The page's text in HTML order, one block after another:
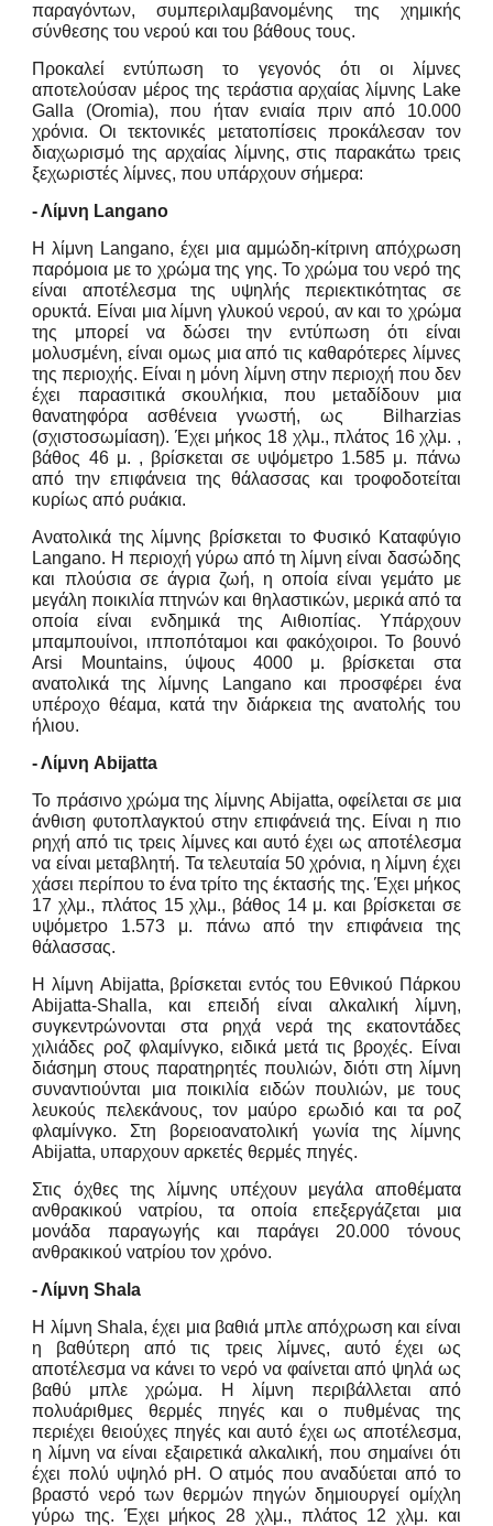
παραγόντων, συμπεριλαμβανομένης της χημικής
σύνθεσης του νερού και του βάθους τους.
Προκαλεί εντύπωση το γεγονός ότι οι λίμνες
αποτελούσαν μέρος της τεράστια αρχαίας λίμνης Lake
Galla (Oromia), που ήταν ενιαία πριν από 10.000
χρόνια. Οι τεκτονικές μετατοπίσεις προκάλεσαν τον
διαχωρισμό της αρχαίας λίμνης, στις παρακάτω τρεις
ξεχωριστές λίμνες, που υπάρχουν σήμερα:
- Λίμνη Langano
Η λίμνη Langano, έχει μια αμμώδη-κίτρινη απόχρωση
παρόμοια με το χρώμα της γης. Το χρώμα του νερό της
είναι αποτέλεσμα της υψηλής περιεκτικότητας σε
ορυκτά. Είναι μια λίμνη γλυκού νερού, αν και το χρώμα
της μπορεί να δώσει την εντύπωση ότι είναι
μολυσμένη, είναι ομως μια από τις καθαρότερες λίμνες
της περιοχής. Είναι η μόνη λίμνη στην περιοχή που δεν
έχει παρασιτικά σκουλήκια, που μεταδίδουν μια
θανατηφόρα ασθένεια γνωστή, ως Bilharzias
(σχιστοσωμίαση). Έχει μήκος 18 χλμ., πλάτος 16 χλμ. ,
βάθος 46 μ. , βρίσκεται σε υψόμετρο 1.585 μ. πάνω
από την επιφάνεια της θάλασσας και τροφοδοτείται
κυρίως από ρυάκια.
Ανατολικά της λίμνης βρίσκεται το Φυσικό Καταφύγιο
Langano. Η περιοχή γύρω από τη λίμνη είναι δασώδης
και πλούσια σε άγρια ​​ζωή, η οποία είναι γεμάτο με
μεγάλη ποικιλία πτηνών και θηλαστικών, μερικά από τα
οποία είναι ενδημικά της Αιθιοπίας. Υπάρχουν
μπαμπουίνοι, ιπποπόταμοι και φακόχοιροι. Το βουνό
Arsi Mountains, ύψους 4000 μ. βρίσκεται στα
ανατολικά της λίμνης Langano και προσφέρει ένα
υπέροχο θέαμα, κατά την διάρκεια της ανατολής του
ήλιου.
- Λίμνη Abijatta
Το πράσινο χρώμα της λίμνης Abijatta, οφείλεται σε μια
άνθιση φυτοπλαγκτού στην επιφάνειά της. Είναι η πιο
ρηχή από τις τρεις λίμνες και αυτό έχει ως αποτέλεσμα
να είναι μεταβλητή. Τα τελευταία 50 χρόνια, η λίμνη έχει
χάσει περίπου το ένα τρίτο της έκτασής της. Έχει μήκος
17 χλμ., πλάτος 15 χλμ., βάθος 14 μ. και βρίσκεται σε
υψόμετρο 1.573 μ. πάνω από την επιφάνεια της
θάλασσας.
Η λίμνη Abijatta, βρίσκεται εντός του Εθνικού Πάρκου
Abijatta-Shalla, και επειδή είναι αλκαλική λίμνη,
συγκεντρώνονται στα ρηχά νερά της εκατοντάδες
χιλιάδες ροζ φλαμίνγκο, ειδικά μετά τις βροχές. Είναι
διάσημη στους παρατηρητές πουλιών, διότι στη λίμνη
συναντιούνται μια ποικιλία ειδών πουλιών, με τους
λευκούς πελεκάνους, τον μαύρο ερωδιό και τα ροζ
φλαμίνγκο. Στη βορειοανατολική γωνία της λίμνης
Abijatta, υπαρχουν αρκετές θερμές πηγές.
Στις όχθες της λίμνης υπέχουν μεγάλα αποθέματα
ανθρακικού νατρίου, τα οποία επεξεργάζεται μια
μονάδα παραγωγής και παράγει 20.000 τόνους
ανθρακικού νατρίου τον χρόνο.
- Λίμνη Shala
Η λίμνη Shala, έχει μια βαθιά μπλε απόχρωση και είναι
η βαθύτερη από τις τρεις λίμνες, αυτό έχει ως
αποτέλεσμα να κάνει το νερό να φαίνεται από ψηλά ως
βαθύ μπλε χρώμα. Η λίμνη περιβάλλεται από
πολυάριθμες θερμές πηγές και ο πυθμένας της
περιέχει θειούχες πηγές και αυτό έχει ως αποτέλεσμα,
η λίμνη να είναι εξαιρετικά αλκαλική, που σημαίνει ότι
έχει πολύ υψηλό pH. Ο ατμός που αναδύεται από το
βραστό νερό των θερμών πηγών δημιουργεί ομίχλη
γύρω της. Έχει μήκος 28 χλμ., πλάτος 12 χλμ. και